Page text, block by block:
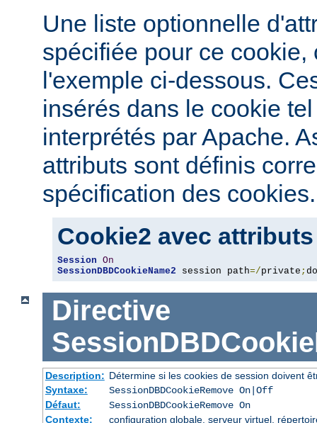
Une liste optionnelle
spécifiée pour ce cookie,
l'exemple ci-dessous.
insérés dans le cookie
interprétés par Apache.
attributs sont définis
spécification des cookies.
Cookie2 avec attributs
Session On
SessionDBDCookieName2 session path=/private ;
Directive
Description: Détermine si les cookies de session doivent
Syntaxe:
SessionDBDCookieRemove On|Off
Défaut:
SessionDBDCookieRemove On
Contexte:
configuration globale, serveur virtuel,